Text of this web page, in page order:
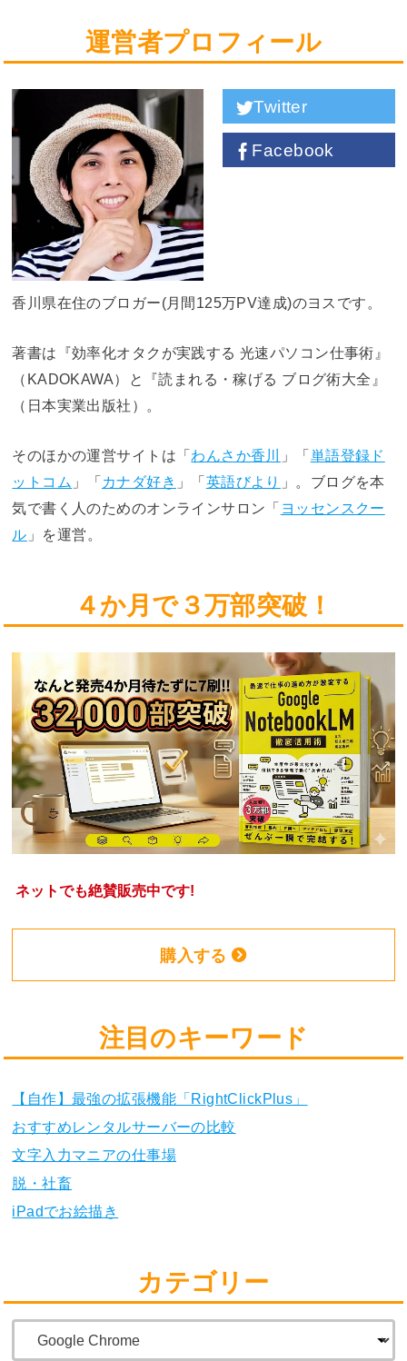
運営者プロフィール
Twitter
Facebook
香川県在住のブロガー(月間125万PV達成)のヨスです。
著書は『効率化オタクが実践する 光速パソコン仕事術』
（KADOKAWA）と『読まれる・稼げる ブログ術大全』
（日本実業出版社）。
そのほかの運営サイトは「 わんさか香川 」「 単語登録ド
ットコム 」「 カナダ好き 」「 英語びより
」。ブログを本
気で書く人のためのオンラインサロン「 ヨッセンスクー
ル 」を運営。
４か月で３万部突破！
ネットでも絶賛販売中です!
購入する
注目のキーワード
【自作】最強の拡張機能「RightClickPlus」
おすすめレンタルサーバーの比較
文字入力マニアの仕事場
脱・社畜
iPadでお絵描き
カテゴリー